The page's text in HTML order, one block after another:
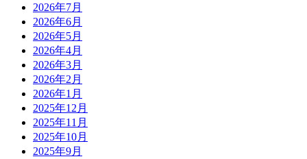
2026年7月
2026年6月
2026年5月
2026年4月
2026年3月
2026年2月
2026年1月
2025年12月
2025年11月
2025年10月
2025年9月